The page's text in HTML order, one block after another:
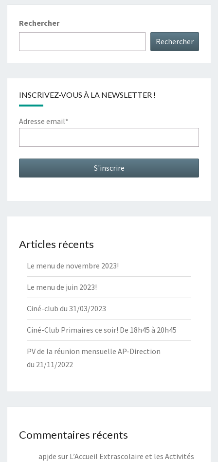
Rechercher
Rechercher
INSCRIVEZ-VOUS À LA NEWSLETTER !
Adresse email*
Articles récents
Le menu de novembre 2023!
Le menu de juin 2023!
Ciné-club du 31/03/2023
Ciné-Club Primaires ce soir! De 18h45 à 20h45
PV de la réunion mensuelle AP-Direction
du 21/11/2022
Commentaires récents
apjde sur L’Accueil Extrascolaire et les Activités